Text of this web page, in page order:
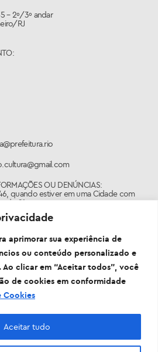
aprimorar sua experiência de
ou conteúdo personalizado e
Ao clicar em “Aceitar todos”, você
de cookies em conformidade
Cookies
Aceitar tudo
– 2º/3º andar
RJ
OU DENÚNCIAS:
quando estiver em uma Cidade com
do 21.